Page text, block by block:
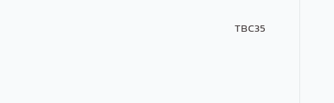
TBC35